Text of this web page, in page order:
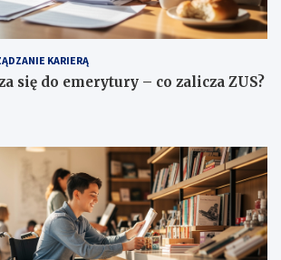
KARIERĄ
się do emerytury – co zalicza ZUS?